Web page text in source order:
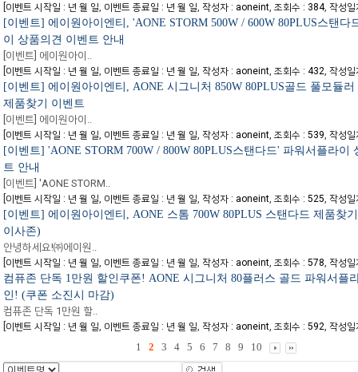
이벤트 시작일 : 년 월 일, 이벤트 종료일 : 년 월 일,작성자 : aoneint,조회수 : 384,작성
[이벤트] 에이원아이엔티, 'AONE STORM 500W / 600W 80PLUS스탠다
이 상품의견 이벤트 안내
[이벤트] 에이원아이..
이벤트 시작일 : 년 월 일, 이벤트 종료일 : 년 월 일,작성자 : aoneint,조회수 : 432,작성
[이벤트] 에이원아이엔티, AONE 시그니처 850W 80PLUS골드 풀모듈
제품찾기 이벤트
[이벤트] 에이원아이..
이벤트 시작일 : 년 월 일, 이벤트 종료일 : 년 월 일,작성자 : aoneint,조회수 : 539,작성
[이벤트] 'AONE STORM 700W / 800W 80PLUS스탠다드' 파워서플라이
트 안내
[이벤트] 'AONE STORM..
이벤트 시작일 : 년 월 일, 이벤트 종료일 : 년 월 일,작성자 : aoneint,조회수 : 525,작성
[이벤트] 에이원아이엔티, AONE 스톰 700W 80PLUS 스탠다드 제품찾
이사존)
안녕하세요!㈜에이원..
이벤트 시작일 : 년 월 일, 이벤트 종료일 : 년 월 일,작성자 : aoneint,조회수 : 578,작성
컴퓨존 단독 1만원 할인쿠폰! AONE 시그니처 80플러스 골드 파워서플
인! (쿠폰 소진시 마감)
컴퓨존 단독 1만원 할..
이벤트 시작일 : 년 월 일, 이벤트 종료일 : 년 월 일,작성자 : aoneint,조회수 : 592,작성
1 2 3 4 5 6 7 8 9 10